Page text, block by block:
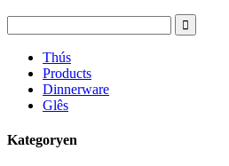
Thús
Products
Dinnerware
Glês
Kategoryen